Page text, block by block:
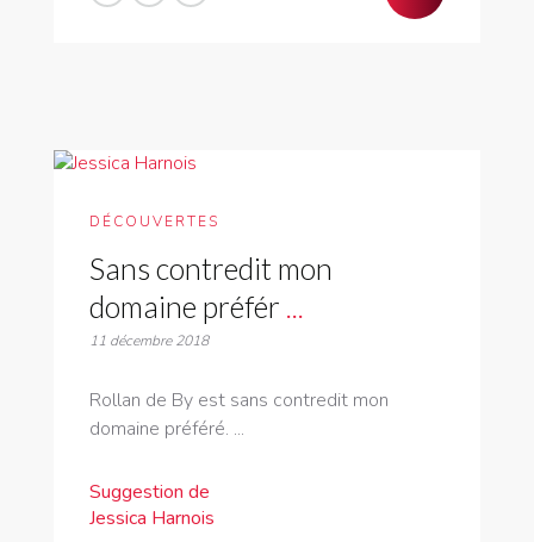
DÉCOUVERTES
Sans contredit mon
domaine préfér
11 décembre 2018
Rollan de By est sans contredit mon
domaine préféré. ...
Suggestion de
Jessica Harnois